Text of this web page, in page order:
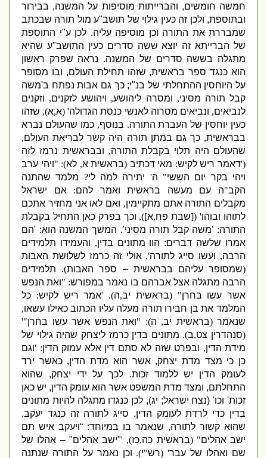
חמשה חומשים,והברייתות מוסיפות על המשנה,בבירור
ובתוספת,ולכן זה כעין גילוי של תושב"ע מול תורה שבכתב
שמבררת את התורה וכן מוסיפה עליה.לכן ע "י התוספת
של הברייתא זה יוצא ששה סדרים כעין התושב"ע שהיא
מתגלה בששה סדרים של המשנה.נראה שפרק ראשון
הוא כנגד ספר בראשית,שזהו תחילת העולם,ובו מסופר
על היוחסין ההתחלתי של בנ "י;כך גם אבות נפתח ב משה
קבל תורה מסיני,ומסרה ליהושע,ויהושע לזקנים,וזקנים
לנביאים,ונביאים מסרוה לאנשי כנסת הגדולה' (א ,א),שזהו
כעין יוחסין של העברת התורה.בנוסף,כמו שהעולם נברא
בבראשית,כך גם במתן תורה היה קשר לבריאת העולם,
שהעולם היה תלוי בקבלת התורה,ובבראשית נרמז לזה
דאמר ריש לקיש:מאי דכתיב(בראשית א,לא): "ויהי ערב
ויהי בקר יום הששי"ה 'יתירה למה לי ?מלמד שהתנה
הקב"ה עם מעשה בראשית ואמר להם:אם ישראל
מקבלים התורה אתם מתקיימין,ואם לאו אני מחזיר אתכם
לתוהו ובוהו' ([שבת פח,א]),וכך בפרק כאן התחיל בקבלת
התורה:
'משה קבל תורה מסיני'.המשך המשנה הוא: 'הם
אמרו שלשה דברים: הוו מתונים בדין,והעמידו תלמידים
הרבה,ועשו סייג לתורה',אולי זה כרמז לשלושת האבות
שמסופר עליהם בבראשית – ספר האבות).תלמידים
הרבה מתגלה אצל אברהם בו נאמר במפורש: "ואת הנפש
אשר עשו בחרן" ( בראשית יב ,ה). 'אמר ריש לקיש:כל
המלמד את בן חבירו תורה מעלה עליו הכתוב כאילו עשאו,
שנאמר(בראשית יב ,ה ): " ואת הנפש אשר עשו בחרן"'
סנהדרין צט,ב).מתונים בדין כרמז ליצחק שהיה גילוי של
מידת הדין,ובפרט שזה לא סתם דין אלא עמוק הדין: 'וגם
כן כי מצד מדת יצחק,אשר הוא מדת הדין,כאשר ירד
לעומק הדין יש ללמוד זכות.לכך על ידי יצחק,שהוא
התחלתם,ומצד מדת המשפט אשר הוא עומק הדין,יש כאן
זכות'וכו ' (נצח ישראל;יג ),לכן כנגדו מתגלה להיות מתונים
בדין כדי לרדת לעומק הדין.סייג לתורה זה כנגד יעקב,
שהוא קשור לתורה,שנאמר בו במיוחד: “ויעקב איש תם
ישב אהלים" (בראשית כה,כז), '
" ישב אהלים" –אהלו של
שם ואהלו של עבר' (רש"י).וכן נאמר על התורהשנתנה